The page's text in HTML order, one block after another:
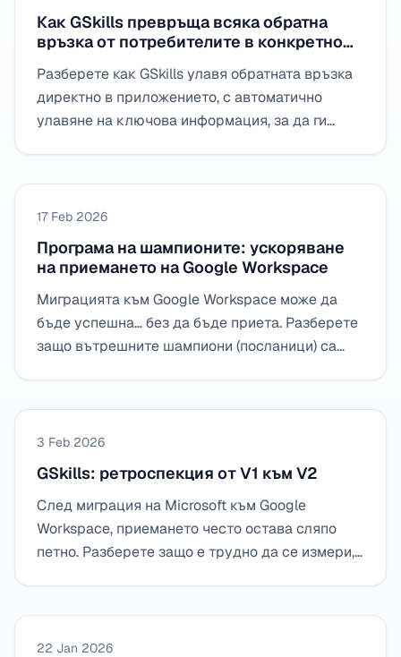
Как GSkills превръща всяка обратна
връзка от потребителите в конкретно
обработено бързо
Разберете как GSkills улавя обратната връзка
директно в приложението, с автоматично
улавяне на ключова информация, за да ги
17 Feb 2026
Програма на шампионите: ускоряване
на приемането на Google Workspace
Миграцията към Google Workspace може да
бъде успешна… без да бъде приета. Разберете
защо вътрешните шампиони (посланици) са
новите употреби с GSkills.
3 Feb 2026
GSkills: ретроспекция от V1 към V2
След миграция на Microsoft към Google
Workspace, приемането често остава сляпо
петно. Разберете защо е трудно да се измери,
употребите във времето.
22 Jan 2026